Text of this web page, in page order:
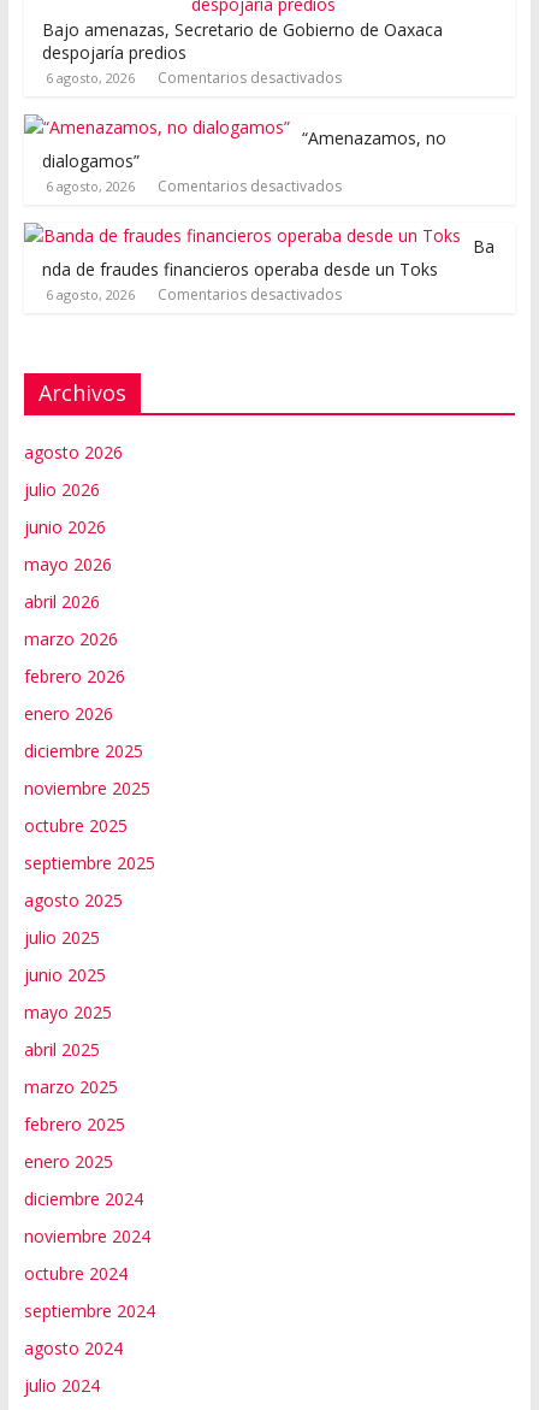
Bajo amenazas, Secretario de Gobierno de Oaxaca
despojaría predios
6 agosto, 2026 Comentarios desactivados
“Amenazamos, no
dialogamos”
6 agosto, 2026 Comentarios desactivados
Ba
nda de fraudes financieros operaba desde un Toks
6 agosto, 2026 Comentarios desactivados
Archivos
agosto 2026
julio 2026
junio 2026
mayo 2026
abril 2026
marzo 2026
febrero 2026
enero 2026
diciembre 2025
noviembre 2025
octubre 2025
septiembre 2025
agosto 2025
julio 2025
junio 2025
mayo 2025
abril 2025
marzo 2025
febrero 2025
enero 2025
diciembre 2024
noviembre 2024
octubre 2024
septiembre 2024
agosto 2024
julio 2024